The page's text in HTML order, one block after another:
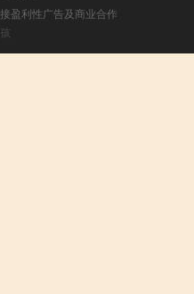
盈利性广告及商业合作